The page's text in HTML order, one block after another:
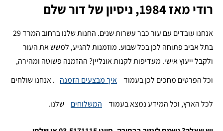
רודי מאז 1984, ניסיון של דור שלם
אנחנו עובדים עם עור כבר עשרות שנים. החנות שלנו ברחוב המרד 29
בתל אביב פתוחה לכן בכל שבוע. מוזמנות להגיע, למשש את העור
ולקבל ייעוץ אישי. מעדיפות לקנות אונליין? ההזמנה פשוטה ומהירה,
וכל הפרטים מחכים לכן בעמוד
איך מבצעים הזמנה . אנחנו שולחים
לכל הארץ, וכל המידע נמצא בעמוד המשלוחים שלנו.